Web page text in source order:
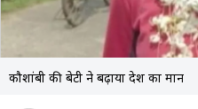
कौशांबी की बेटी ने बढ़ाया देश का मान